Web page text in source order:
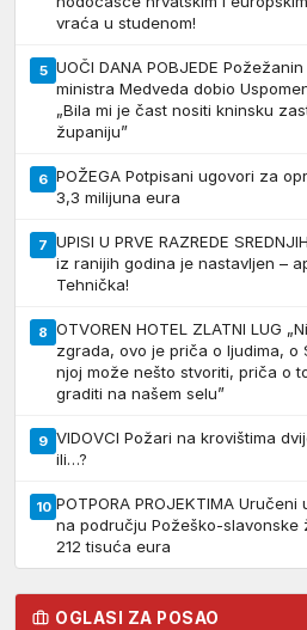
vraća u studenom!
5 UOČI DANA POBJEDE
ministra Medveda dobio
„Bila mi je čast nositi kninsku
županiju”
6 POŽEGA Potpisani ugovori za
3,3 milijuna eura
7 UPISI U PRVE RAZREDE
iz ranijih godina je nastavljen –
Tehnička!
8 OTVOREN HOTEL ZLATNI LUG
zgrada, ovo je priča o ljudima, o
njoj može nešto stvoriti, priča o
graditi na našem selu”
9 VIDOVCI Požari na krovištima
ili…?
10 POTPORA PROJEKTIMA
na području Požeško-slavonske
212 tisuća eura
OGLASI ZA POSAO